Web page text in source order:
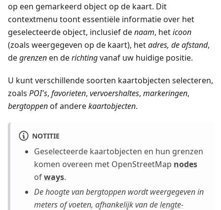
op een gemarkeerd object op de kaart. Dit
contextmenu toont essentiële informatie over het
geselecteerde object, inclusief denaam, heticoon
(zoals weergegeven op de kaart), hetadres, de afstand,
degrenzenen derichtingvanaf uw huidige positie.
U kunt verschillende soorten kaartobjecten selecteren,
zoals POI's, favorieten, vervoershaltes, markeringen,
bergtoppenof anderekaartobjecten.
NOTITIE
Geselecteerde kaartobjecten en hun grenzen
komen overeen met OpenStreetMap nodes
ofways.
De hoogte van bergtoppen wordt weergegeven in
meters of voeten, afhankelijk van delengte-